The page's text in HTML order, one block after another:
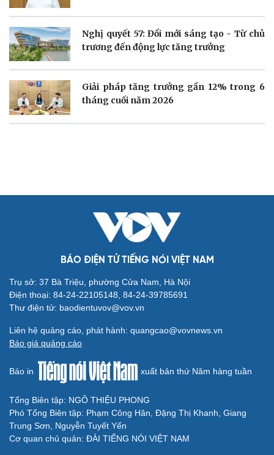
Sức khỏe
Dinh dưỡng - món ngon
Cây thuốc
Sản phụ khoa
Nhi khoa
Đời sống
Nhà đẹp
Blog
Văn học
Âm nhạc
Di sản
Giải trí
Thời trang
Du lịch
Tư vấn
Săn Tour
check-in
Podcast
Câu chuyện thời sự
Cửa sổ tình yêu
Nghị quyết 57: Đổi mới sáng tạo - Từ chủ
trương đến động lực tăng trưởng
Giải pháp tăng trưởng gần 12% trong 6
tháng cuối năm 2026
BÁO ĐIỆN TỬ TIẾNG NÓI VIỆT NAM
Trụ sở: 37 Bà Triệu, phường Cửa Nam, Hà Nội
Điện thoại: 84-24-22105148, 84-24-39785691
Thư điện tử: baodientuvov@vov.vn
Liên hệ quảng cáo, phát hành: quangcao@vovnews.vn
Báo giá quảng cáo
Báo in xuất bản thứ Năm hàng tuần
Tổng Biên tập: NGÔ THIỆU PHONG
Phó Tổng Biên tập: Phạm Công Hân, Đặng Thị Khanh, Giang
Trung Sơn, Nguyễn Tuyết Yến
Cơ quan chủ quản: ĐÀI TIẾNG NÓI VIỆT NAM